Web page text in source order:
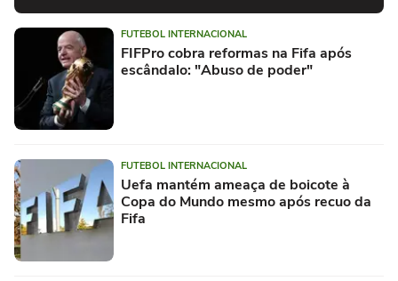
FUTEBOL INTERNACIONAL
FIFPro cobra reformas na Fifa após
escândalo: "Abuso de poder"
FUTEBOL INTERNACIONAL
Uefa mantém ameaça de boicote à
Copa do Mundo mesmo após recuo da
Fifa